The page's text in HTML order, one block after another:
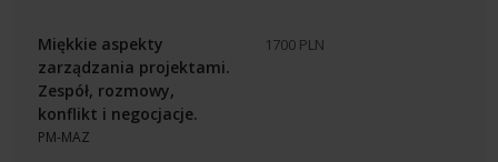
Miękkie aspekty
zarządzania projektami.
Zespół, rozmowy,
konflikt i negocjacje.
PM-MAZ
1700 PLN